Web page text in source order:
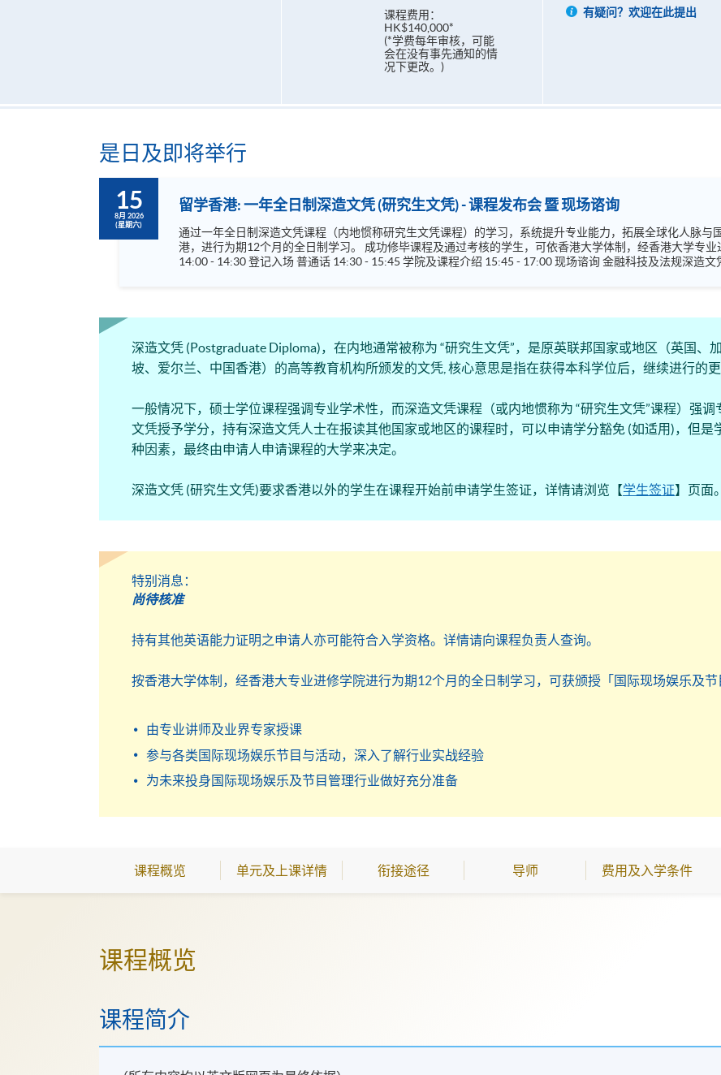
课程费用：
HK$140,000*
(*学费每年审核，可能
会在没有事先通知的情
况下更改。)
有疑问？欢迎在此提出
是日及即将举行
15
8月 2026
(星期六)
留学香港: 一年全日制深造文凭 (研究生文凭) - 课程发布会 暨 现场谘询
通过一年全日制深造文凭课程（内地惯称研究生文凭课程）的学习，系统提升专业能力，拓展全球化人脉与国际视野。 学院将协助非本地学员申
港，进行为期12个月的全日制学习。 成功修毕课程及通过考核的学生，可依香港大学体制，经香港大学专业进修学院授予相关学历，学历广受国际认可。
14:00 - 14:30 登记入场 普通话 14:30 - 15:45 学院及课程介绍 15:45 - 17:00 现场谘询 金融科技及法规深造文凭 (Postgraduate Diploma in FinTech and Legal
深造文凭 (Postgraduate Diploma)，在内地通常被称为 “研究生文凭”，是原英联邦国家或地区（英国、
坡、爱尔兰、中国香港）的高等教育机构所颁发的文凭, 核心意思是指在获得本科学位后，继续进行的更
一般情况下，硕士学位课程强调专业学术性，而深造文凭课程（或内地惯称为 “研究生文凭”课程）强
文凭授予学分，持有深造文凭人士在报读其他国家或地区的课程时，可以申请学分豁免 (如适用)，但是
种因素，最终由申请人申请课程的大学来决定。
深造文凭 (研究生文凭)要求香港以外的学生在课程开始前申请学生签证，详情请浏览【学生签证】页面。
特别消息：
尚待核准
持有其他英语能力证明之申请人亦可能符合入学资格。详情请向课程负责人查询。
按香港大学体制，经香港大专业进修学院进行为期12个月的全日制学习，可获颁授「国际现场娱乐及节
由专业讲师及业界专家授课
参与各类国际现场娱乐节目与活动，深入了解行业实战经验
为未来投身国际现场娱乐及节目管理行业做好充分准备
课程概览 单元及上课详情 衔接途径 导师 费用及入学条件
课程概览
课程简介